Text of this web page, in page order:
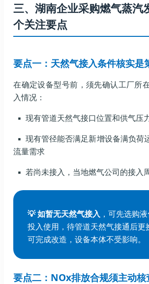
三、湖南企业采购燃气蒸汽
个关注要点
要点一：天然气接入条件核实是
在确定设备型号前，须先确认工厂所
入情况：
▪ 现有管道天然气接口位置和供气压
▪ 现有管径能否满足新增设备满负荷
流量需求
▪ 若尚未接入，当地燃气公司的接入
💡 如暂无天然气接入 ，可先选购
投入使用，待管道天然气接通后更
可完成改造，设备本体不受影响。
要点二：NOx排放合规须主动核